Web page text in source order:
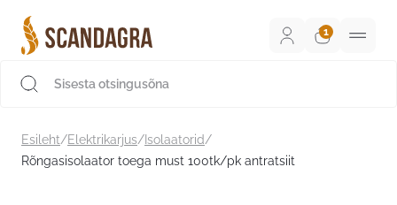
sisu
juurde
Esileht/Elektrikarjus/Isolaatorid/
Rõngasisolaator toega must 100tk/pk antratsiit